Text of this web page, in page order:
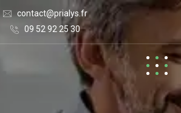
contact@prialys.fr
09 52 92 25 30